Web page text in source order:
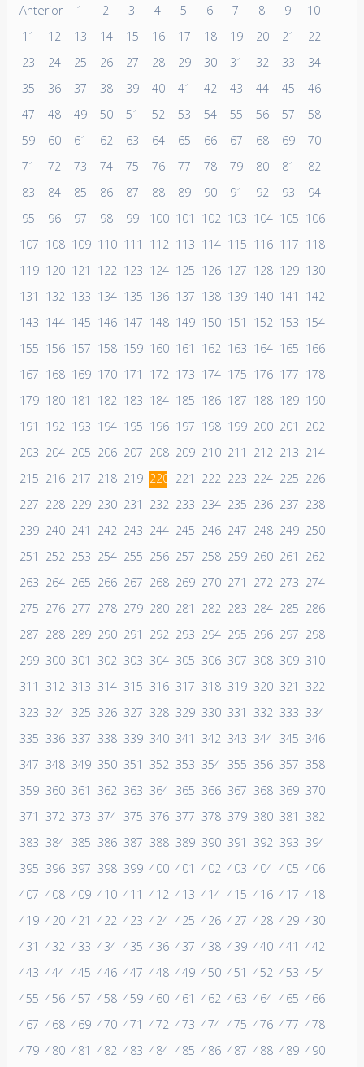
Anterior 1 2 3 4 5 6 7 8 9
10
11
12 13 14 15 16 17 18 19 20 21
22
23
24 25 26 27 28 29 30 31 32 33
34
35
36 37 38 39 40 41 42 43 44 45
46
47
48 49 50 51 52 53 54 55 56 57
58
59
60 61 62 63 64 65 66 67 68 69
70
71
72 73 74 75 76 77 78 79 80 81
82
83
84 85 86 87 88 89 90 91 92 93
94
95
96 97 98 99 100 101 102 103 104 105 106
107 108 109 110 111 112 113 114 115 116 117 118
119 120 121 122 123 124 125 126 127 128 129 130
131
132 133 134 135 136 137 138 139 140 141
142
143 144 145 146 147 148 149 150 151 152 153 154
155 156 157 158 159 160 161 162 163 164 165 166
167 168 169 170 171 172 173 174 175 176 177 178
179 180 181 182 183 184 185 186 187 188 189 190
191
192 193 194 195 196 197 198 199 200 201
202
203 204 205 206 207 208 209 210 211 212 213 214
215 216 217 218 219 220 221 222 223 224 225 226
227 228 229 230 231 232 233 234 235 236 237 238
239 240 241 242 243 244 245 246 247 248 249 250
251
252 253 254 255 256 257 258 259 260 261
262
263 264 265 266 267 268 269 270 271 272 273 274
275 276 277 278 279 280 281 282 283 284 285 286
287 288 289 290 291 292 293 294 295 296 297 298
299 300 301 302 303 304 305 306 307 308 309 310
311
312 313 314 315 316 317 318 319 320 321
322
323 324 325 326 327 328 329 330 331 332 333 334
335 336 337 338 339 340 341 342 343 344 345 346
347 348 349 350 351 352 353 354 355 356 357 358
359 360 361 362 363 364 365 366 367 368 369 370
371
372 373 374 375 376 377 378 379 380 381
382
383 384 385 386 387 388 389 390 391 392 393 394
395 396 397 398 399 400 401 402 403 404 405 406
407 408 409 410 411 412 413 414 415 416 417 418
419 420 421 422 423 424 425 426 427 428 429 430
431 432 433 434 435 436 437 438 439 440 441 442
443 444 445 446 447 448 449 450 451 452 453 454
455 456 457 458 459 460 461 462 463 464 465 466
467 468 469 470 471 472 473 474 475 476 477 478
479 480 481 482 483 484 485 486 487 488 489 490